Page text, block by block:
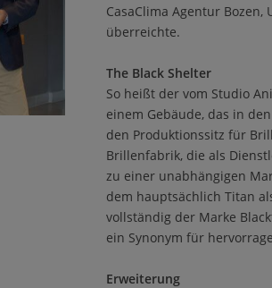
CasaClima Agentur
überreichte.
The Black Shelter
So heißt der vom Studio
einem Gebäude, das in
den Produktionssitz für
Brillenfabrik, die als
zu einer unabhängigen
dem hauptsächlich Titan
vollständig der Marke
ein Synonym für
Erweiterung